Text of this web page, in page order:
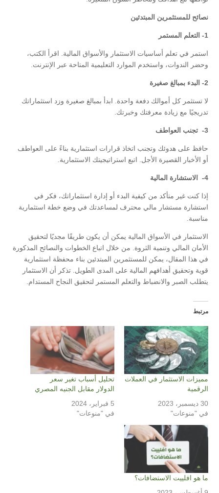
نصائح للمستثمرين المبتدئين
1- التعلم المستمر
استمر في تعلم أساسيات الاستثمار والأسواق المالية. اقرأ الكتب،
وحضر الندوات، واستخدم الموارد التعليمية المتاحة عبر الإنترنت.
2- البدء بمبالغ صغيرة
لا تستثمر كل أموالك دفعة واحدة. ابدأ بمبالغ صغيرة وزد استثماراتك
تدريجيًا مع زيادة معرفتك وخبرتك.
3- تجنب العواطف
حافظ على هدوئك وتجنب اتخاذ قرارات استثمارية بناءً على العواطف
أو الأخبار القصيرة الأجل. اتبع استراتيجيتك الاستثمارية.
4- الاستشارة المالية
إذا كنت غير متأكد من كيفية البدء أو إدارة استثماراتك، فكر في
استشارة مستشار مالي محترف لمساعدتك في وضع خطة استثمارية
مناسبة.
الاستثمار في الأسواق المالية يمكن أن يكون طريقًا مجديًا لتحقيق
الأمان المالي وتنمية الثروة. من خلال اتباع الخطوات والنصائح المذكورة
في هذا المقال، يمكن للمستثمرين المبتدئين بناء محفظة استثمارية
قوية وتحقيق أهدافهم المالية على المدى الطويل. تذكر أن الاستثمار
يتطلب الصبر والانضباط والتعلم المستمر لتحقيق النجاح المستدام.
مرتبط
مميزات الاستثمار في العملات
الرقمية
30 ديسمبر، 2023
في "منوعات"
تحليل أسباب تغير سعر
الدولار مقابل الجنيه المصري
5 فبراير، 2024
في "منوعات"
ما هو افلييت الاستضافات؟